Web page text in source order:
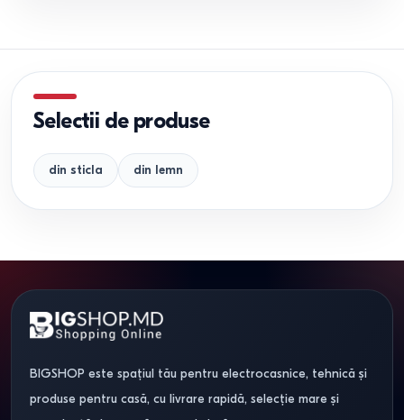
Selectii de produse
din sticla din lemn
BIGSHOP este spațiul tău pentru electrocasnice, tehnică și
produse pentru casă, cu livrare rapidă, selecție mare și